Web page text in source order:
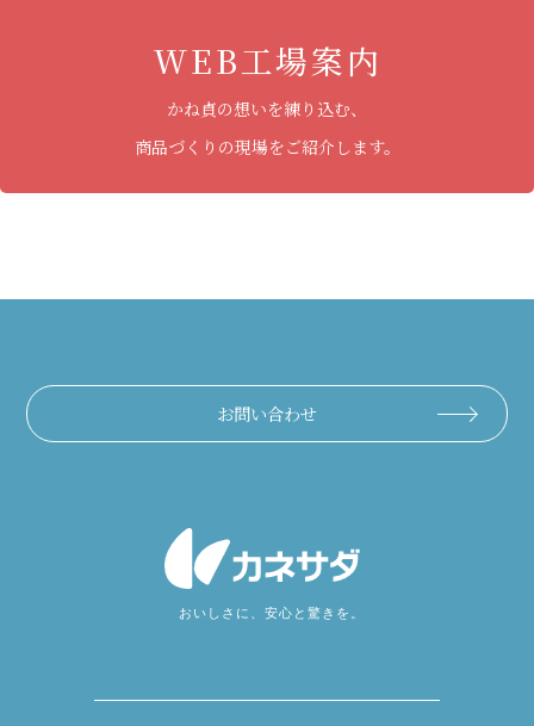
WEB工場案内
かね貞の想いを練り込む、
商品づくりの現場をご紹介します。
お問い合わせ